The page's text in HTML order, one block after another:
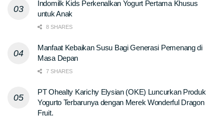
Indomilk Kids Perkenalkan Yogurt Pertama Khusus
untuk Anak
8 SHARES
Manfaat Kebaikan Susu Bagi Generasi Pemenang di
Masa Depan
7 SHARES
PT Ohealty Karichy Elysian (OKE) Luncurkan Produk
Yogurto Terbarunya dengan Merek Wonderful Dragon
Fruit.